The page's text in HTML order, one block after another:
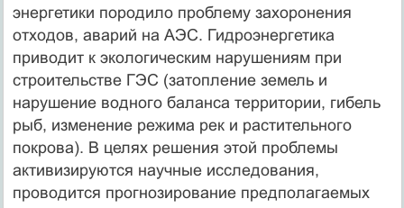
энергетики породило проблему захоронения
отходов, аварий на АЭС. Гидроэнергетика
приводит к экологическим нарушениям при
строительстве ГЭС (затопление земель и
нарушение водного баланса территории, гибель
рыб, изменение режима рек и растительного
покрова). В целях решения этой проблемы
активизируются научные исследования,
проводится прогнозирование предполагаемых